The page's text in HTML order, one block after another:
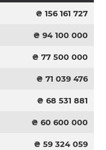
₴ 156 161 727
₴ 94 100 000
₴ 77 500 000
₴ 71 039 476
₴ 68 531 881
₴ 60 600 000
₴ 59 324 059